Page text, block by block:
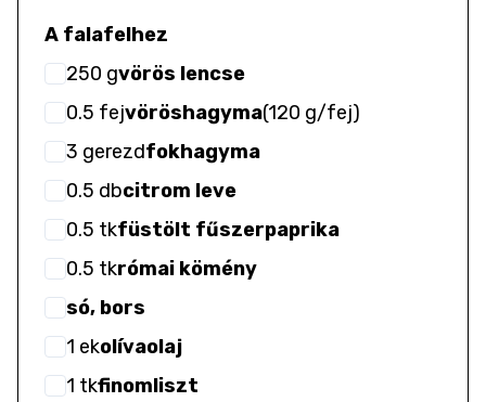
A falafelhez
250 gvörös lencse
0.5 fejvöröshagyma(120 g/fej)
3 gerezdfokhagyma
0.5 dbcitrom leve
0.5 tkfüstölt fűszerpaprika
0.5 tkrómai kömény
só, bors
1 ekolívaolaj
1 tkfinomliszt